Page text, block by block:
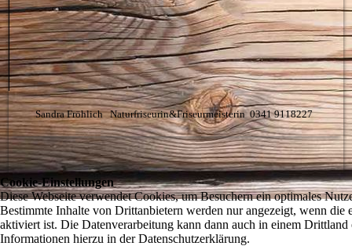
Sandra Fröhlich Naturfriseurin&Friseurmeisterin 0341 9118227
Cookie-Einstellungen
Diese Webseite verwendet Cookies, um Besuchern ein optimales
Bestimmte Inhalte von Drittanbietern werden nur angezeigt, wenn die
aktiviert ist. Die Datenverarbeitung kann dann auch in einem Drittland
Informationen hierzu in der Datenschutzerklärung.